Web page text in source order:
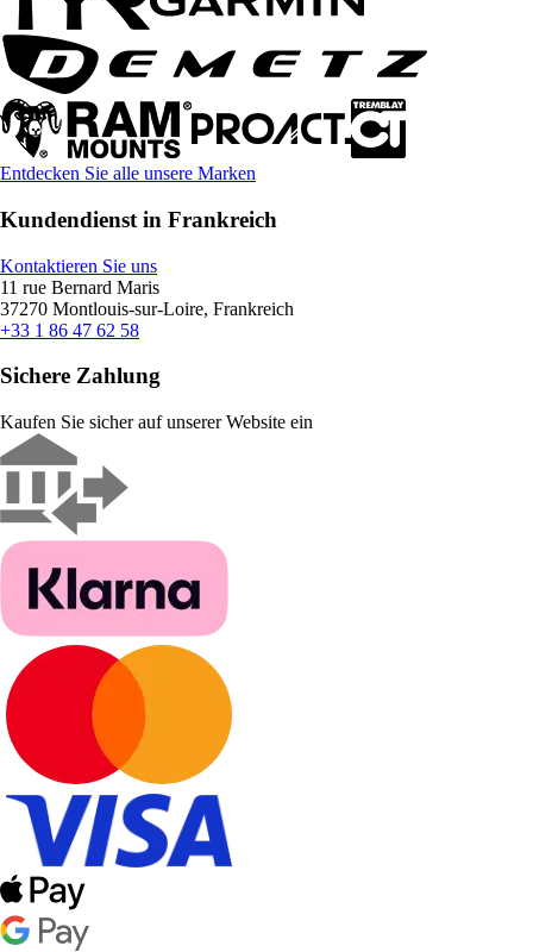
Entdecken Sie alle unsere Marken
Kundendienst in Frankreich
Kontaktieren Sie uns
11 rue Bernard Maris
37270 Montlouis-sur-Loire, Frankreich
+33 1 86 47 62 58
Sichere Zahlung
Kaufen Sie sicher auf unserer Website ein